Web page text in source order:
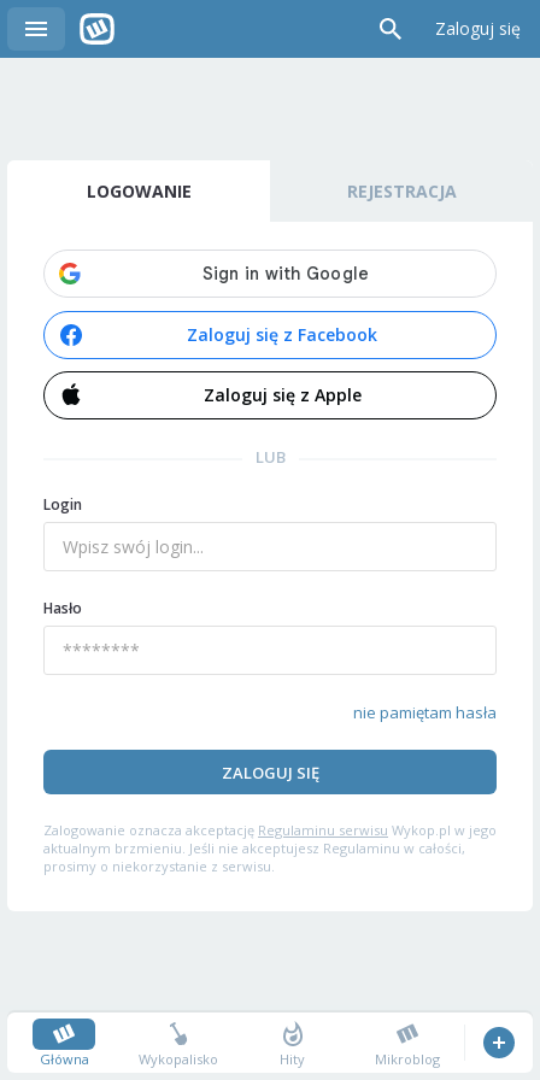
Zaloguj się
LOGOWANIE REJESTRACJA
Zaloguj się z Facebook
Zaloguj się z Apple
LUB
Login
Hasło
nie pamiętam hasła
ZALOGUJ SIĘ
Zalogowanie oznacza akceptację Regulaminu serwisu Wykop.pl w jego
aktualnym brzmieniu. Jeśli nie akceptujesz Regulaminu w całości,
prosimy o niekorzystanie z serwisu.
Główna Wykopalisko Hity Mikroblog